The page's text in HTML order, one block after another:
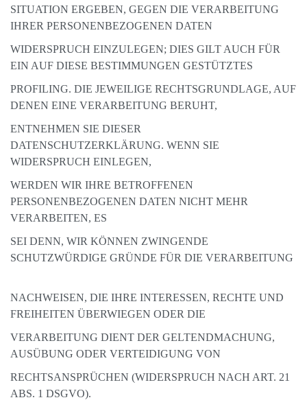
SITUATION ERGEBEN, GEGEN DIE VERARBEITUNG
IHRER PERSONENBEZOGENEN DATEN
WIDERSPRUCH EINZULEGEN; DIES GILT AUCH FÜR
EIN AUF DIESE BESTIMMUNGEN GESTÜTZTES
PROFILING. DIE JEWEILIGE RECHTSGRUNDLAGE, AUF
DENEN EINE VERARBEITUNG BERUHT,
ENTNEHMEN SIE DIESER
DATENSCHUTZERKLÄRUNG. WENN SIE
WIDERSPRUCH EINLEGEN,
WERDEN WIR IHRE BETROFFENEN
PERSONENBEZOGENEN DATEN NICHT MEHR
VERARBEITEN, ES
SEI DENN, WIR KÖNNEN ZWINGENDE
SCHUTZWÜRDIGE GRÜNDE FÜR DIE VERARBEITUNG
NACHWEISEN, DIE IHRE INTERESSEN, RECHTE UND
FREIHEITEN ÜBERWIEGEN ODER DIE
VERARBEITUNG DIENT DER GELTENDMACHUNG,
AUSÜBUNG ODER VERTEIDIGUNG VON
RECHTSANSPRÜCHEN (WIDERSPRUCH NACH ART. 21
ABS. 1 DSGVO).